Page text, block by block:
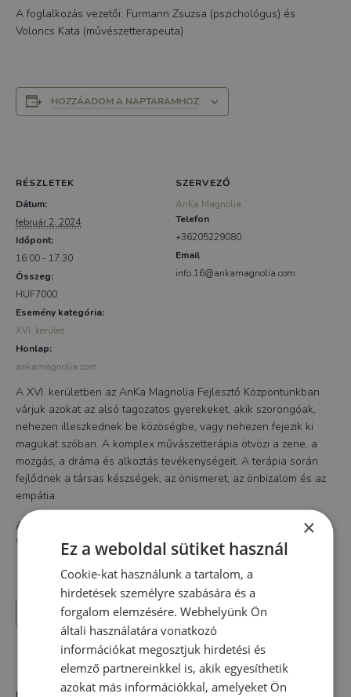
A foglalkozás vezetői: Furmann Zsuzsa (pszichológus) és
Voloncs Kata (művészetterapeuta)
HOZZÁADOM A NAPTÁRAMHOZ
RÉSZLETEK
Dátum:
február 2, 2024
Időpont:
16:00 - 17:30
Összeg:
HUF7000
Esemény kategória:
XVI. kerület
Honlap:
ankamagnolia.com
SZERVEZŐ
AnKa Magnolia
Telefon
+36205229080
Email
info.16@ankamagnolia.com
A XVI. kerületben az AnKa Magnolia Fejlesztő Központunkban
várjuk azokat az alsó tagozatos gyerekeket, akik szorongóak,
nehezen illeszkednek be közöségbe, vagy nehezen fejezik ki
magukat szóban. A komplex művászetterápia ötvözi a zene, a
mozgás, a dráma és alkoztás tevékenységeit. A terápia során
fejlődnek a társas készségek, az önismeret, az önbizalom és az
empátia.
A foglalkozás vezetői: Furmann Zsuzsa (pszichológus) és
Voloncs Kata (művészetterapeuta)
HOZZÁADOM A NAPTÁRAMHOZ
×
Ez a weboldal sütiket használ
Cookie-kat használunk a tartalom, a
hirdetések személyre szabására és a
forgalom elemzésére. Webhelyünk Ön
általi használatára vonatkozó
információkat megosztjuk hirdetési és
elemző partnereinkkel is, akik egyesíthetik
azokat más információkkal, amelyeket Ön